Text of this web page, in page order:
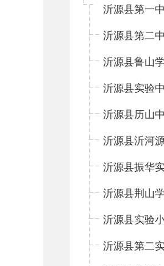
沂源县第一
沂源县第二
沂源县鲁山
沂源县实验
沂源县历山
沂源县荆山
沂源县实验